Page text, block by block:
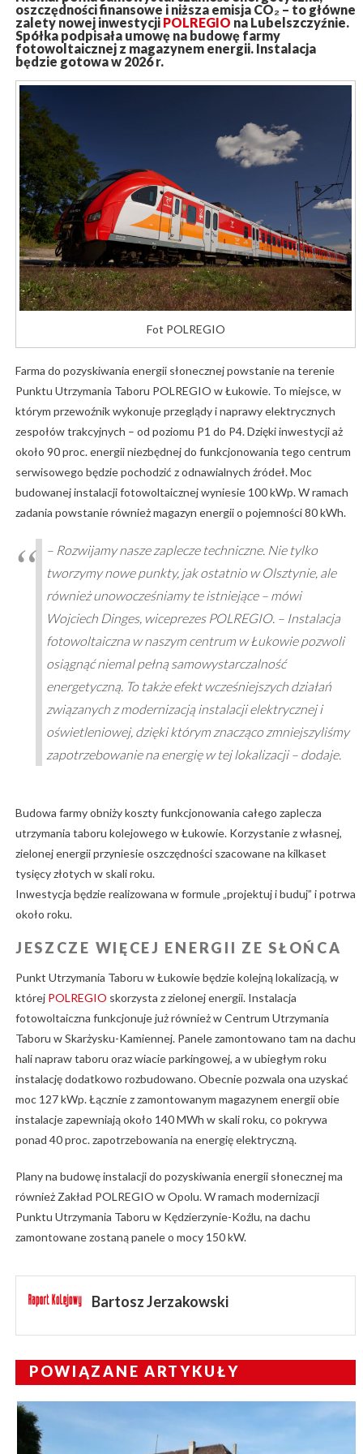
oszczędności finansowe i niższa emisja CO₂ – to główne
zalety nowej inwestycji POLREGIO na Lubelszczyźnie.
Spółka podpisała umowę na budowę farmy
fotowoltaicznej z magazynem energii. Instalacja
będzie gotowa w 2026 r.
Fot POLREGIO
Farma do pozyskiwania energii słonecznej powstanie na terenie
Punktu Utrzymania Taboru POLREGIO w Łukowie. To miejsce, w
którym przewoźnik wykonuje przeglądy i naprawy elektrycznych
zespołów trakcyjnych – od poziomu P1 do P4. Dzięki inwestycji aż
około 90 proc. energii niezbędnej do funkcjonowania tego centrum
serwisowego będzie pochodzić z odnawialnych źródeł. Moc
budowanej instalacji fotowoltaicznej wyniesie 100 kWp. W ramach
zadania powstanie również magazyn energii o pojemności 80 kWh.
– Rozwijamy nasze zaplecze techniczne. Nie tylko
tworzymy nowe punkty, jak ostatnio w Olsztynie, ale
również unowocześniamy te istniejące – mówi
Wojciech Dinges, wiceprezes POLREGIO. – Instalacja
fotowoltaiczna w naszym centrum w Łukowie pozwoli
osiągnąć niemal pełną samowystarczalność
energetyczną. To także efekt wcześniejszych działań
związanych z modernizacją instalacji elektrycznej i
oświetleniowej, dzięki którym znacząco zmniejszyliśmy
zapotrzebowanie na energię w tej lokalizacji – dodaje.
Budowa farmy obniży koszty funkcjonowania całego zaplecza
utrzymania taboru kolejowego w Łukowie. Korzystanie z własnej,
zielonej energii przyniesie oszczędności szacowane na kilkaset
tysięcy złotych w skali roku.
­Inwestycja będzie realizowana w formule „projektuj i buduj” i potrwa
około roku.
JESZCZE WIĘCEJ ENERGII ZE SŁOŃCA
Punkt Utrzymania Taboru w Łukowie będzie kolejną lokalizacją, w
której POLREGIO skorzysta z zielonej energii. Instalacja
fotowoltaiczna funkcjonuje już również w Centrum Utrzymania
Taboru w Skarżysku-Kamiennej. Panele zamontowano tam na dachu
hali napraw taboru oraz wiacie parkingowej, a w ubiegłym roku
instalację dodatkowo rozbudowano. Obecnie pozwala ona uzyskać
moc 127 kWp. Łącznie z zamontowanym magazynem energii obie
instalacje zapewniają około 140 MWh w skali roku, co pokrywa
ponad 40 proc. zapotrzebowania na energię elektryczną.
Plany na budowę instalacji do pozyskiwania energii słonecznej ma
również Zakład POLREGIO w Opolu. W ramach modernizacji
Punktu Utrzymania Taboru w Kędzierzynie-Koźlu, na dachu
zamontowane zostaną panele o mocy 150 kW.
Bartosz Jerzakowski
POWIĄZANE ARTYKUŁY